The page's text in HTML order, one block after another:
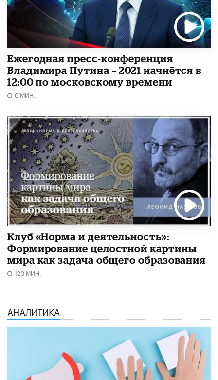
Ежегодная пресс-конференция
Владимира Путина – 2021 начнётся в
12:00 по московскому времени
0 МИН.
Клуб «Норма и деятельность»:
Формирование целостной картины
мира как задача общего образования
120 МИН.
АНАЛИТИКА